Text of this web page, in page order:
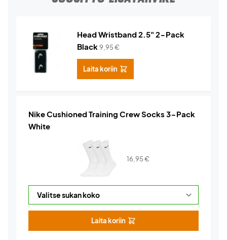
Head Wristband 2.5" 2-Pack
Black9,95€
Laita koriin
Nike Cushioned Training Crew Socks 3-Pack
White
16,95€
Laita koriin